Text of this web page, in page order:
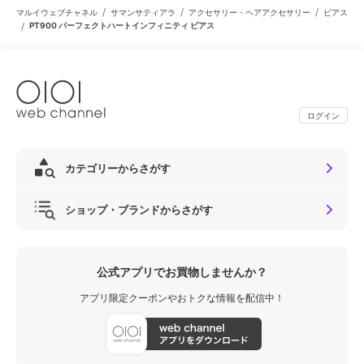
マルイウェブチャネル / サマンサティアラ / アクセサリー・ヘアアクセサリー / ピアス
/ PT900 パーフェクトハートインフィニティ ピアス
ログイン
カテゴリーからさがす
ショップ・ブランドからさがす
公式アプリでお買物しませんか？
アプリ限定クーポンやおトクな情報を配信中！